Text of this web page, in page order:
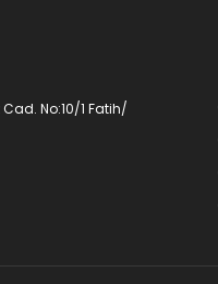
No:10/1 Fatih/